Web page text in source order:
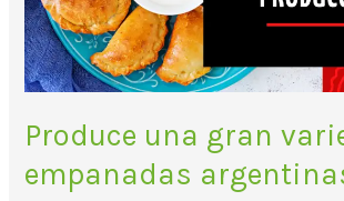
Produce una gran
empanadas